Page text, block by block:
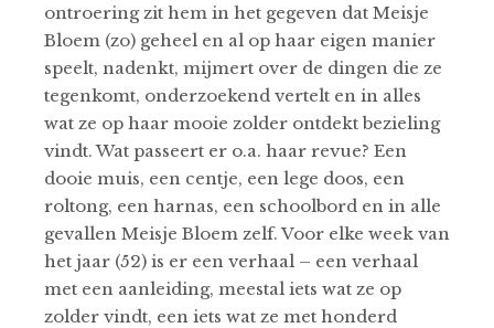
ontroering zit hem in het gegeven dat Meisje
Bloem (zo) geheel en al op haar eigen manier
speelt, nadenkt, mijmert over de dingen die ze
tegenkomt, onderzoekend vertelt en in alles
wat ze op haar mooie zolder ontdekt bezieling
vindt. Wat passeert er o.a. haar revue? Een
dooie muis, een centje, een lege doos, een
roltong, een harnas, een schoolbord en in alle
gevallen Meisje Bloem zelf. Voor elke week van
het jaar (52) is er een verhaal – een verhaal
met een aanleiding, meestal iets wat ze op
zolder vindt, een iets wat ze met honderd